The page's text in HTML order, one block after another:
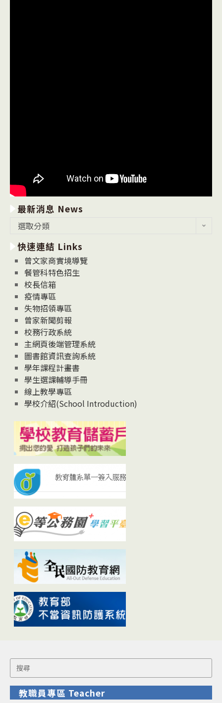
最新消息 News
消
息
News
選取分類
快速連結 Links
曾文家商實境導覽
餐管科特色招生
校長信箱
疫情專區
失物招領專區
曾家新聞剪報
校務行政系統
主網頁後端管理系統
圖書館資訊查詢系統
學年課程計畫書
學生選課輔導手冊
線上教學專區
學校介紹(School Introduction)
Search
for:
教職員專區 Teacher